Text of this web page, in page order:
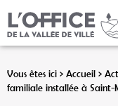
Vous êtes ici > Accueil >
familiale installée à Saint-
Panneau de gestion des